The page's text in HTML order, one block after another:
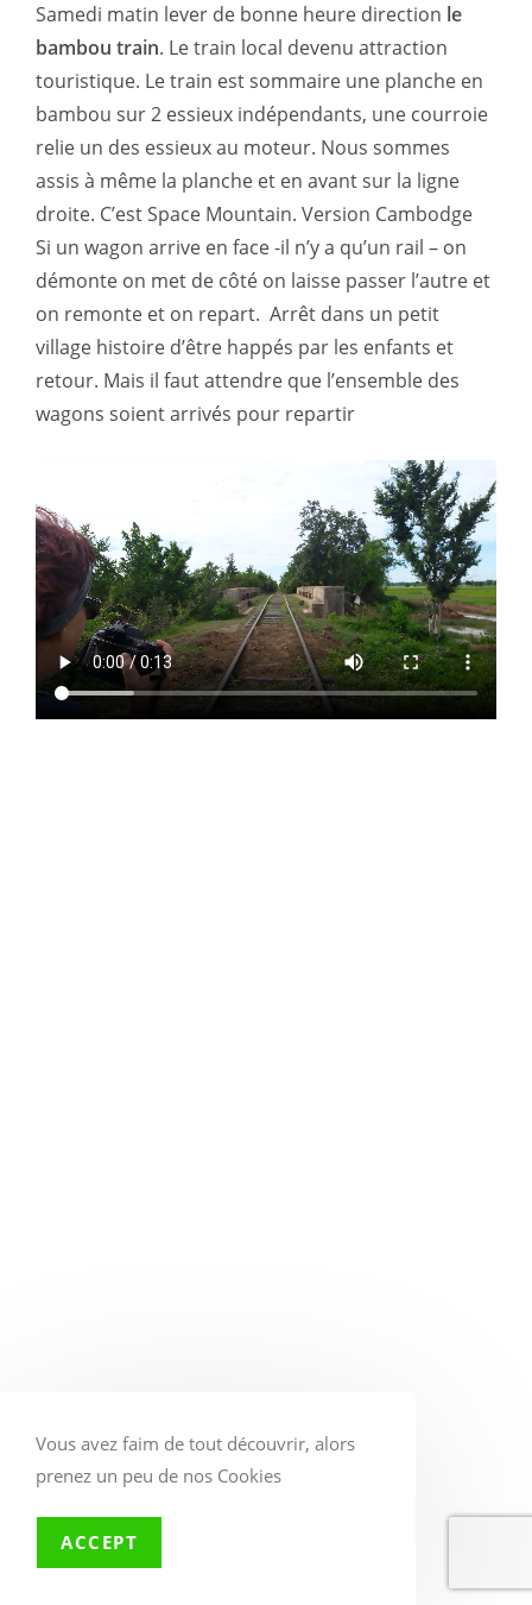
Samedi matin lever de bonne heure direction le
bambou train. Le train local devenu attraction
touristique. Le train est sommaire une planche en
bambou sur 2 essieux indépendants, une courroie
relie un des essieux au moteur. Nous sommes
assis à même la planche et en avant sur la ligne
droite. C’est Space Mountain. Version Cambodge
Si un wagon arrive en face -il n’y a qu’un rail – on
démonte on met de côté on laisse passer l’autre et
on remonte et on repart. Arrêt dans un petit
village histoire d’être happés par les enfants et
retour. Mais il faut attendre que l’ensemble des
wagons soient arrivés pour repartir
Vous avez faim de tout découvrir, alors
prenez un peu de nos Cookies
ACCEPT